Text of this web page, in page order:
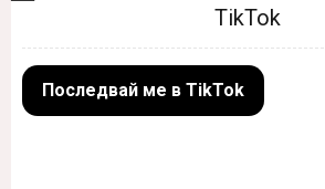
TikTok
Последвай ме в TikTok